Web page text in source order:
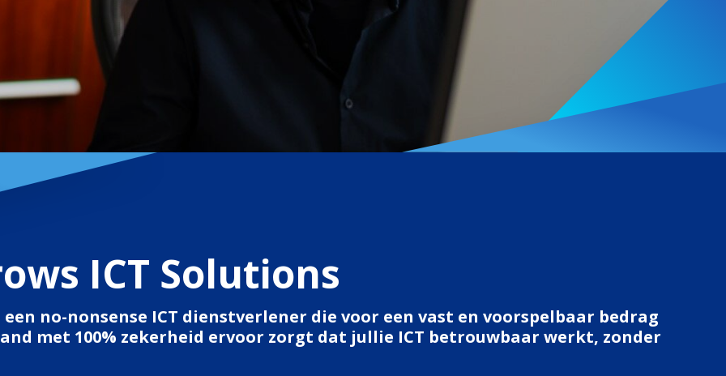
ICT Solutions
een no-nonsense ICT dienstverlener die voor een vast en voorspelbaar bedrag
met 100% zekerheid ervoor zorgt dat jullie ICT betrouwbaar werkt, zonder